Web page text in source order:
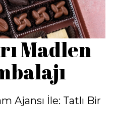
Madlen
Ajansı İle: Tatlı Bir